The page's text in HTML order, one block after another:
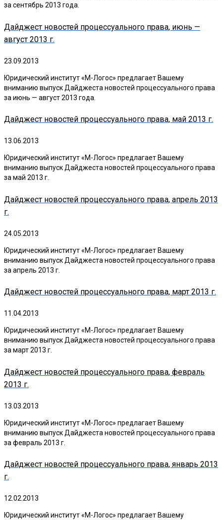
за сентябрь 2013 года.
Дайджест новостей процессуального права, июнь —
август 2013 г.
23.09.2013
Юридический институт «М-Логос» предлагает Вашему
вниманию выпуск Дайджеста новостей процессуального права
за июнь — август 2013 года.
Дайджест новостей процессуального права, май 2013 г.
13.06.2013
Юридический институт «М-Логос» предлагает Вашему
вниманию выпуск Дайджеста новостей процессуального права
за май 2013 г.
Дайджест новостей процессуального права, апрель 2013
г.
24.05.2013
Юридический институт «М-Логос» предлагает Вашему
вниманию выпуск Дайджеста новостей процессуального права
за апрель 2013 г.
Дайджест новостей процессуального права, март 2013 г.
11.04.2013
Юридический институт «М-Логос» предлагает Вашему
вниманию выпуск Дайджеста новостей процессуального права
за март 2013 г.
Дайджест новостей процессуального права, февраль
2013 г.
13.03.2013
Юридический институт «М-Логос» предлагает Вашему
вниманию выпуск Дайджеста новостей процессуального права
за февраль 2013 г.
Дайджест новостей процессуального права, январь 2013
г.
12.02.2013
Юридический институт «М-Логос» предлагает Вашему